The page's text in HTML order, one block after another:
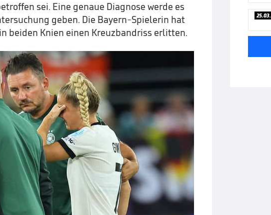
sei. Eine genaue Diagnose werde es
geben. Die Bayern-Spielerin hat
beiden Knien einen Kreuzbandriss erlitten.
25.03.